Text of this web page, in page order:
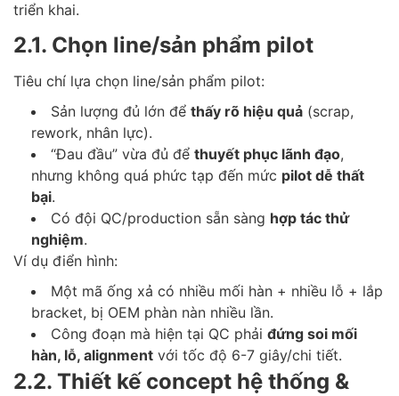
triển khai.
2.1. Chọn line/sản phẩm pilot
Tiêu chí lựa chọn line/sản phẩm pilot:
Sản lượng đủ lớn để thấy rõ hiệu quả (scrap,
rework, nhân lực).
“Đau đầu” vừa đủ để thuyết phục lãnh đạo,
nhưng không quá phức tạp đến mức pilot dễ thất
bại.
Có đội QC/production sẵn sàng hợp tác thử
nghiệm.
Ví dụ điển hình:
Một mã ống xả có nhiều mối hàn + nhiều lỗ + lắp
bracket, bị OEM phàn nàn nhiều lần.
Công đoạn mà hiện tại QC phải đứng soi mối
hàn, lỗ, alignment với tốc độ 6-7 giây/chi tiết.
2.2. Thiết kế concept hệ thống &